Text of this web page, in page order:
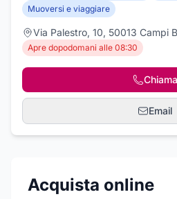
Muoversi e viaggiare
Via Palestro, 10, 50013 Campi
Apre dopodomani alle 08:30
Chiama
Email
Acquista online